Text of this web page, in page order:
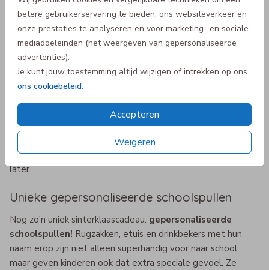
betere gebruikerservaring te bieden, ons websiteverkeer en
onze prestaties te analyseren en voor marketing- en sociale
mediadoeleinden (het weergeven van gepersonaliseerde
advertenties).
Je kunt jouw toestemming altijd wijzigen of intrekken op ons
ons cookiebeleid.
Accepteren
Weigeren
waardoor het echt een origineel en uniek sinterklaascadeau
wordt.
Knuffels met naam
Onzeknuffels met naam zijn geliefd bij heel veel kindjes.
Ze zijn zacht, schattig en extra bijzonder omdat ze speciaal
knuffel voor een baby of een extra speelvriendje voor een
ouder kindje, een gepersonaliseerde knuffel is altijd een
goed idee. Deze knuffels zijn niet alleen leuk om mee te
spelen, maar zijn meteen ook een mooi aandenken voor
later.
Unieke gepersonaliseerde schoolspullen
Nog zo'n uniek sinterklaascadeau: gepersonaliseerde
schoolspullen! Rugzakken, etuis en drinkbekers met hun
naam erop zijn niet alleen superhandig voor naar school,
maar geven kinderen ook dat extra speciale gevoel. Ze